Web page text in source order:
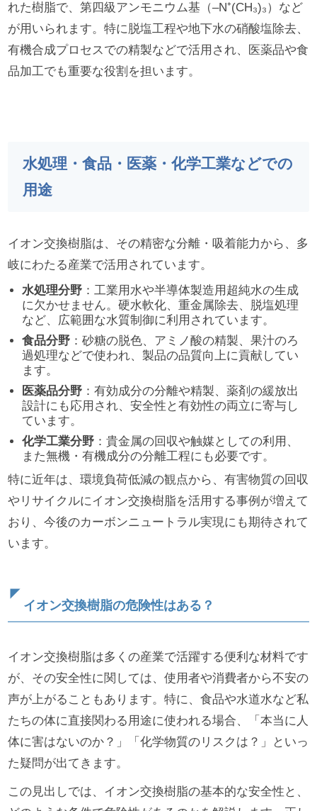
れた樹脂で、第四級アンモニウム基（–N⁺(CH₃)₃）など
が用いられます。特に脱塩工程や地下水の硝酸塩除去、
有機合成プロセスでの精製などで活用され、医薬品や食
品加工でも重要な役割を担います。
水処理・食品・医薬・化学工業などでの
用途
イオン交換樹脂は、その精密な分離・吸着能力から、多
岐にわたる産業で活用されています。
水処理分野 ：工業用水や半導体製造用超純水の生成
に欠かせません。硬水軟化、重金属除去、脱塩処理
など、広範囲な水質制御に利用されています。
食品分野 ：砂糖の脱色、アミノ酸の精製、果汁のろ
過処理などで使われ、製品の品質向上に貢献してい
ます。
医薬品分野 ：有効成分の分離や精製、薬剤の緩放出
設計にも応用され、安全性と有効性の両立に寄与し
ています。
化学工業分野 ：貴金属の回収や触媒としての利用、
また無機・有機成分の分離工程にも必要です。
特に近年は、環境負荷低減の観点から、有害物質の回収
やリサイクルにイオン交換樹脂を活用する事例が増えて
おり、今後のカーボンニュートラル実現にも期待されて
います。
イオン交換樹脂の危険性はある？
イオン交換樹脂は多くの産業で活躍する便利な材料です
が、その安全性に関しては、使用者や消費者から不安の
声が上がることもあります。特に、食品や水道水など私
たちの体に直接関わる用途に使われる場合、「本当に人
体に害はないのか？」「化学物質のリスクは？」といっ
た疑問が出てきます。
この見出しでは、イオン交換樹脂の基本的な安全性と、